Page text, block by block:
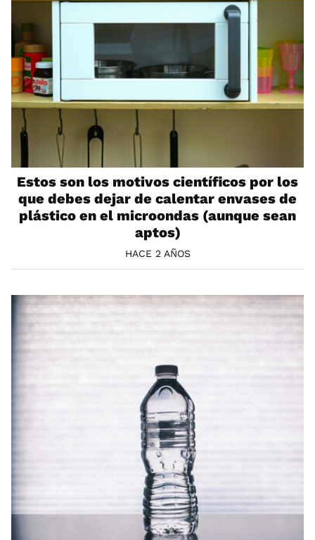
Estos son los motivos científicos por los
que debes dejar de calentar envases de
plástico en el microondas (aunque sean
aptos)
HACE 2 AÑOS